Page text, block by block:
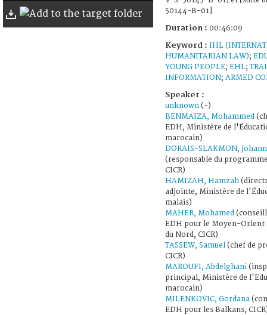
minutes,
9
50144-B-01]
Duration : 00:46:09
Keyword : IHL
HUMANITARIAN LAW);
YOUNG PEOPLE; EHL;
INFORMATION; ARMED
Speaker :
unknown (-)
BENMAIZA, Mohammed
EDH, Ministère de
marocain)
DORAIS-SLAKMON,
(responsable du
CICR)
HAMIZAH, Hamzah
adjointe, Ministère de
malais)
MAHER, Mohamed
EDH pour le Moyen-
du Nord, CICR)
TASSEW, Samuel (chef de
CICR)
MAROUFI, Abdelghani
principal, Ministère de
marocain)
MILENKOVIC, Gordana
EDH pour les Balkans,